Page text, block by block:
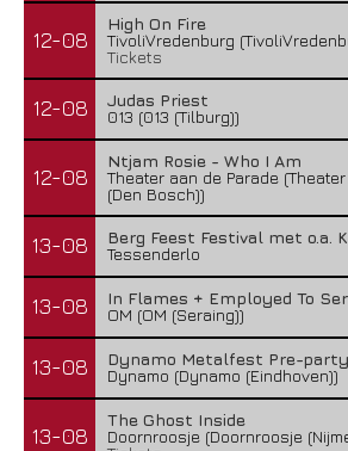
12-08
High On Fire
TivoliVredenburg
Tickets
12-08
Judas Priest
013 (013 (Tilburg))
12-08
Ntjam Rosie - Who I Am
Theater aan de Parade
(Den Bosch))
13-08
Berg Feest Festival met o.a.
Tessenderlo
13-08
In Flames + Employed To
OM (OM (Seraing))
13-08
Dynamo Metalfest Pre-party
Dynamo (Dynamo (Eindhoven))
13-08
The Ghost Inside
Doornroosje (Doornroosje